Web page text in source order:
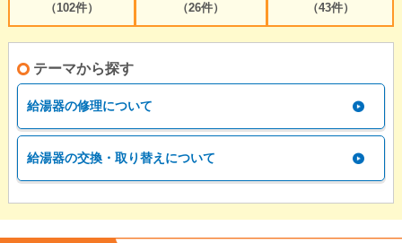
（102件）
（26件）
（43件）
テーマから探す
給湯器の修理について
給湯器の交換・取り替えについて